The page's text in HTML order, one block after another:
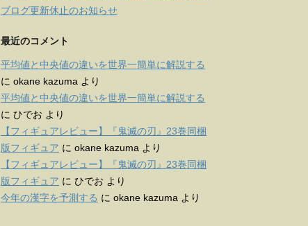
ブログ更新休止のお知らせ
最近のコメント
平均値と中央値の違いを世界一簡単に解説する
に okane kazuma より
平均値と中央値の違いを世界一簡単に解説する
に ひでお より
【フィギュアレビュー】『鬼滅の刃』23巻同梱
版フィギュア に okane kazuma より
【フィギュアレビュー】『鬼滅の刃』23巻同梱
版フィギュア に ひでお より
今年の漢字を予測する に okane kazuma より